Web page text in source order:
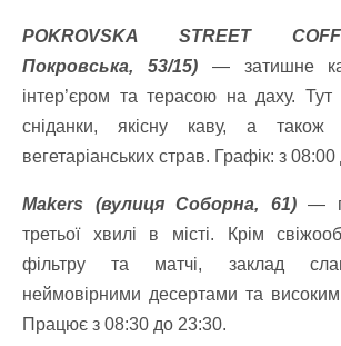
POKROVSKA STREET
Покровська, 53/15)— затишне
інтер’єром та терасою на даху. Тут
сніданки, якісну каву, а також
вегетаріанських страв. Графік: з
Makers (вулиця Соборна, 61)—
третьої хвилі в місті. Крім
фільтру та матчі, заклад
неймовірними десертами та високим
Працює з 08:30 до 23:30.